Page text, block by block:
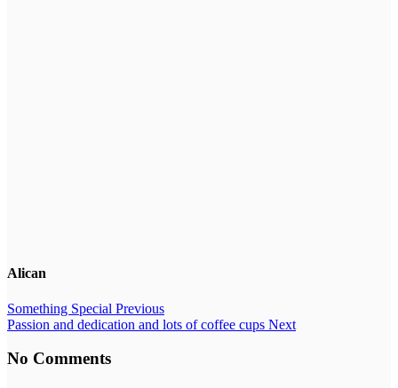
Alican
Something Special Previous
Passion and dedication and lots of coffee cups Next
No Comments